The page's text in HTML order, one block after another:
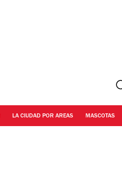
LA CIUDAD POR AREAS MASCOTAS